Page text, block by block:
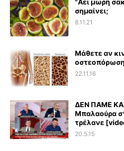
σημαίνει;
8.11.21
Μάθετε αν
οστεοπόρωση
22.11.16
ΔΕΝ ΠΑΜΕ
Μπαλαούρα
τρέλανε
20.5.15